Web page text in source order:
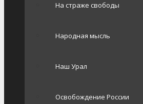
На страже свободы
Народная мысль
Наш Урал
Освобождение России